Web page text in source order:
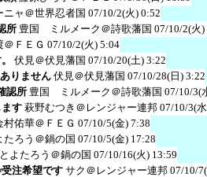
ニャ＠世界忍者国 07/10/2(火) 0:52
所 豊国 ミルメーク＠詩歌藩国 07/10/2(火)
＠ＦＥＧ 07/10/2(火) 5:04
伏見＠伏見藩国 07/10/20(土) 3:22
りません 伏見＠伏見藩国 07/10/28(日) 3:22
認所 豊国 ミルメーク＠詩歌藩国 07/10/3(
す 萩野むつき＠レンジャー連邦 07/10/3(
村佑華＠ＦＥＧ 07/10/5(金) 7:38
ろう＠鍋の国 07/10/5(金) 17:28
よたろう＠鍋の国 07/10/16(火) 13:59
受注希望です サク＠レンジャー連邦 07/10/